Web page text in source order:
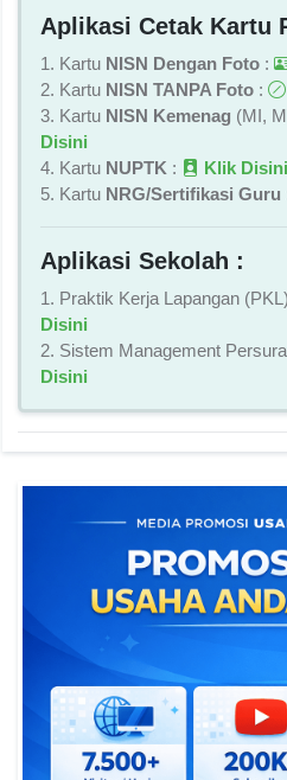
Aplikasi Cetak Kartu
1. Kartu NISN Dengan Foto :
2. Kartu NISN TANPA Foto :
3. Kartu NISN Kemenag (MI,
Disini
4. Kartu NUPTK :
Klik Disini
5. Kartu NRG/Sertifikasi Guru
Aplikasi Sekolah :
1. Praktik Kerja Lapangan
Disini
2. Sistem Management
Disini